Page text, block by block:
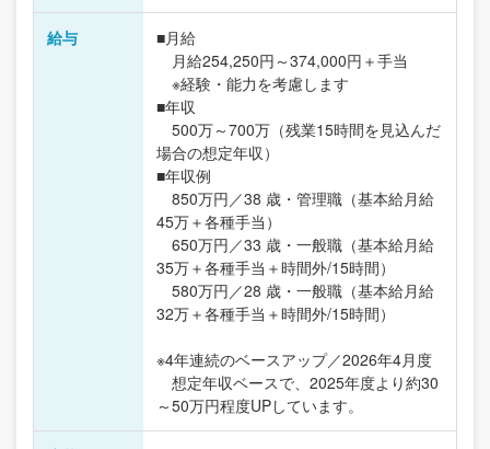
給与
■月給
月給254,250円～374,000円＋手当
※経験・能力を考慮します
■年収
500万～700万（残業15時間を見込んだ
場合の想定年収）
■年収例
850万円／38 歳・管理職（基本給月給
45万＋各種手当）
650万円／33 歳・一般職（基本給月給
35万＋各種手当＋時間外/15時間）
580万円／28 歳・一般職（基本給月給
32万＋各種手当＋時間外/15時間）
※4年連続のベースアップ／2026年4月度
想定年収ベースで、2025年度より約30
～50万円程度UPしています。